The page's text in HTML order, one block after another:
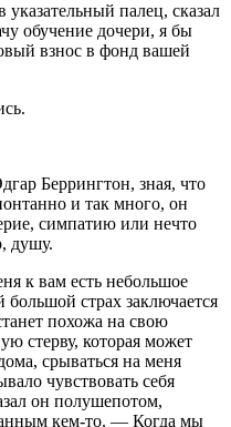
палец, сказал
обучение дочери, я бы
взнос в фонд вашей
Беррингтон, зная, что
и так много, он
симпатию или не­что
душу.
к вам есть неболь­шое
страх заключается
по­хожа на свою
стерву, которая может
срываться на меня
чувствовать себя
он полушепотом,
кем-то. — Когда мы